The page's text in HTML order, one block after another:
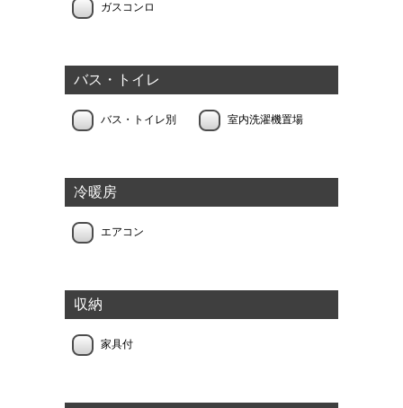
ガスコンロ
バス・トイレ
バス・トイレ別 室内洗濯機置場
冷暖房
エアコン
収納
家具付